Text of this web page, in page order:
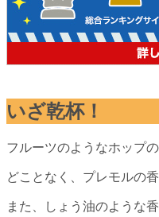
いざ乾杯！
フルーツのようなホップ
どことなく、プレモルの
また、しょう油のような